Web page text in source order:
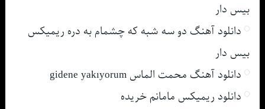
بیس دار
دانلود آهنگ دو سه شبه که چشمام به دره ریمیکس
بیس دار
دانلود آهنگ محمت الماس gidene yakıyorum
دانلود ریمیکس مامانم خریده